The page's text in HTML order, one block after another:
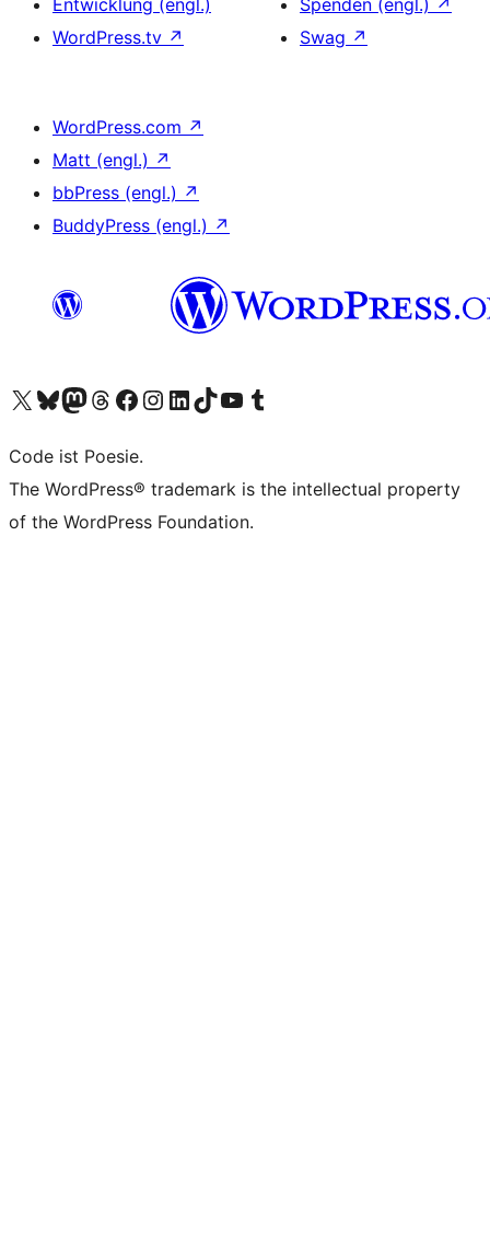
Entwicklung (engl.)
WordPress.tv ↗
Spenden (engl.) ↗
Swag ↗
WordPress.com ↗
Matt (engl.) ↗
bbPress (engl.) ↗
BuddyPress (engl.) ↗
Unser X-Konto (früher Twitter) besuchen
Unser Bluesky-Konto besuchen
Unser Mastodon-Konto besuchen
Unser Threads-Konto besuchen
Unsere Facebook-Seite besuchen
Unser Instagram-Konto besuchen
Unser LinkedIn-Konto besuchen
Unser TikTok-Konto besuchen
Unseren YouTube-Kanal besuchen
Unser Tumblr-Konto besuchen
Code ist Poesie.
The WordPress® trademark is the intellectual property
of the WordPress Foundation.